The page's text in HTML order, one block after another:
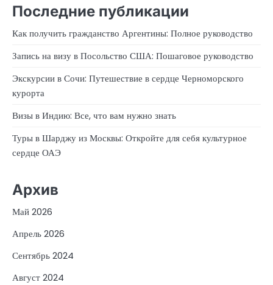
Последние публикации
Как получить гражданство Аргентины: Полное руководство
Запись на визу в Посольство США: Пошаговое руководство
Экскурсии в Сочи: Путешествие в сердце Черноморского
курорта
Визы в Индию: Все, что вам нужно знать
Туры в Шарджу из Москвы: Откройте для себя культурное
сердце ОАЭ
Архив
Май 2026
Апрель 2026
Сентябрь 2024
Август 2024